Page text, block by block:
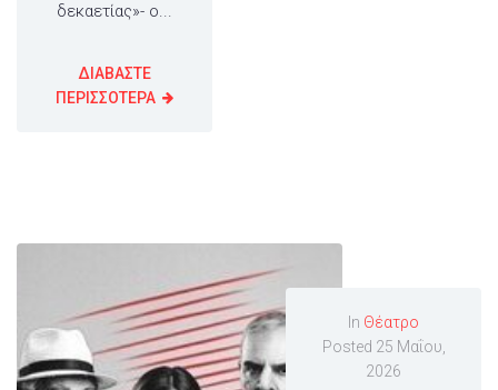
δεκαετίας»- ο...
ΔΙΑΒΑΣΤΕ
ΠΕΡΙΣΣΟΤΕΡΑ
In Θέατρο
Posted 25 Μαΐου,
2026